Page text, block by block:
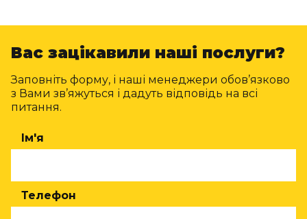
Вас зацікавили наші послуги?
Заповніть форму, і наші менеджери обов’язково
з Вами зв’яжуться і дадуть відповідь на всі
питання.
Ім'я
Телефон